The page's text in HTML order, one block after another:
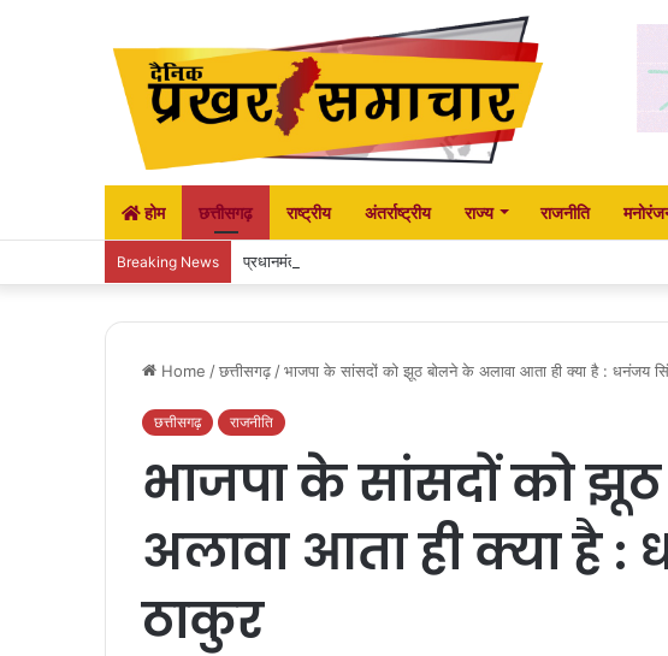
होम छत्तीसगढ़ राष्ट्रीय अंतर्राष्ट्रीय राज्य राजनीति
Breaking News प्रधानमंत्री आवास योजना शहरी 2.0 के तहत नगर पंचायत भखारा-भठेली में
Home /छत्तीसगढ़ /भाजपा के सांसदों को झूठ बोलने के अलावा आता ही क्या है : धनंजय
छत्तीसगढ़ राजनीति
भाजपा के सांसदों को
अलावा आता ही क्या है
ठाकुर